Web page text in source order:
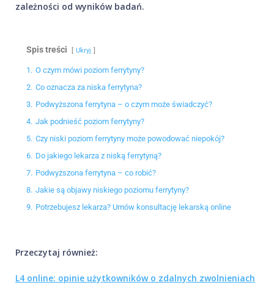
zależności od wyników badań.
Spis treści Ukryj
1. O czym mówi poziom ferrytyny?
2. Co oznacza za niska ferrytyna?
3. Podwyższona ferrytyna – o czym może świadczyć?
4. Jak podnieść poziom ferrytyny?
5. Czy niski poziom ferrytyny może powodować niepokój?
6. Do jakiego lekarza z niską ferrytyną?
7. Podwyższona ferrytyna – co robić?
8. Jakie są objawy niskiego poziomu ferrytyny?
9. Potrzebujesz lekarza? Umów konsultację lekarską online
Przeczytaj również:
L4 online: opinie użytkowników o zdalnych zwolnieniach